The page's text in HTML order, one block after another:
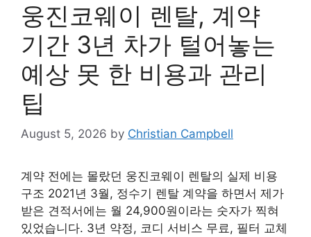
웅진코웨이 렌탈, 계약
기간 3년 차가 털어놓는
예상 못 한 비용과 관리
팁
August 5, 2026 by Christian Campbell
계약 전에는 몰랐던 웅진코웨이 렌탈의 실제 비용
구조 2021년 3월, 정수기 렌탈 계약을 하면서 제가
받은 견적서에는 월 24,900원이라는 숫자가 찍혀
있었습니다. 3년 약정, 코디 서비스 무료, 필터 교체